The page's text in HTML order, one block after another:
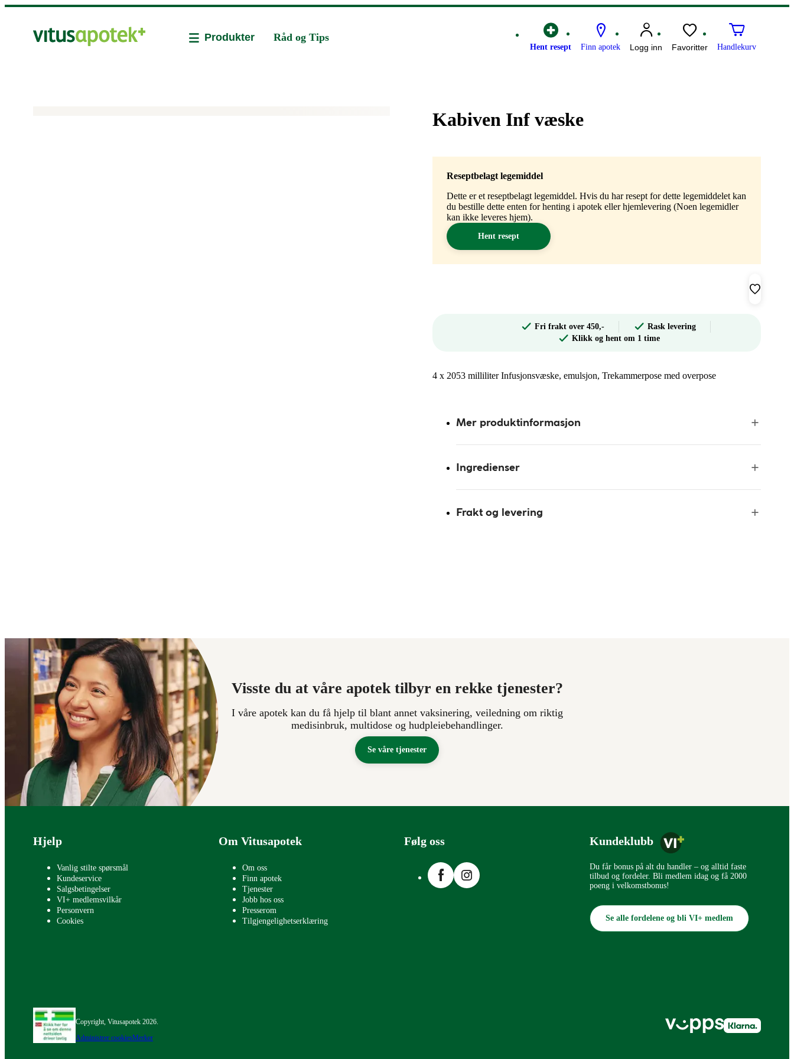
Hent resept Finn apotek Logg inn Favoritter Handlekurv
Produkter Råd og Tips
:
Kabiven Inf væske
Reseptbelagt legemiddel
Dette er et reseptbelagt legemiddel. Hvis du har resept for dette legemiddelet kan
du bestille dette enten for henting i apotek eller hjemlevering (Noen legemidler
kan ikke leveres hjem).
Hent resept
Fri frakt over 450,-
Rask levering
Klikk og hent om 1 time
4 x 2053 milliliter Infusjonsvæske, emulsjon, Trekammerpose med overpose
Mer produktinformasjon
Ingredienser
Frakt og levering
Visste du at våre apotek tilbyr en rekke tjenester?
I våre apotek kan du få hjelp til blant annet vaksinering, veiledning om riktig
medisinbruk, multidose og hudpleiebehandlinger.
Se våre tjenester
Bunntekst
Hjelp
Vanlig stilte spørsmål
Kundeservice
Salgsbetingelser
VI+ medlemsvilkår
Personvern
Cookies
Om Vitusapotek
Om oss
Finn apotek
Tjenester
Jobb hos oss
Presserom
Tilgjengelighetserklæring
Følg oss
FacebookInstagram
Kundeklubb
Du får bonus på alt du handler – og alltid faste
tilbud og fordeler. Bli medlem idag og få 2000
poeng i velkomstbonus!
Se alle fordelene og bli VI+ medlem
Copyright, Vitusapotek 2026.
Administrer cookiesMerker